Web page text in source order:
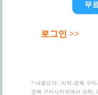
무
로그인 >>
* 내용요약 : 지역-경북 구
경북 구미시지역에서 과학,